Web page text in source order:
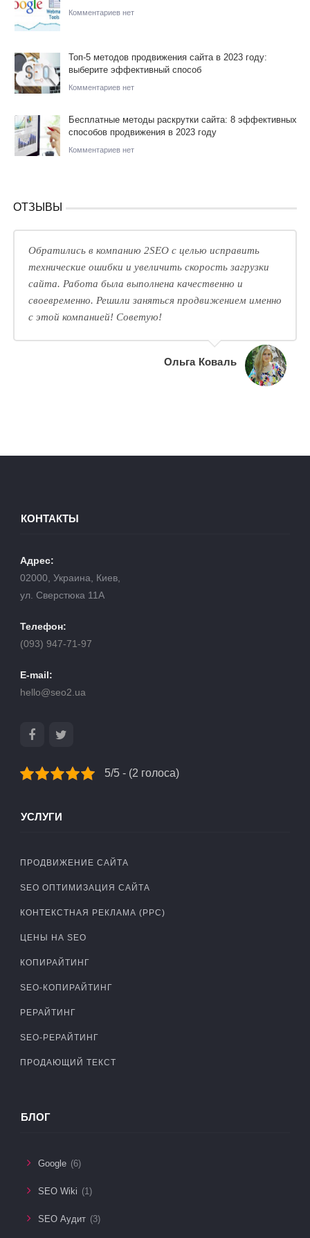
Комментариев нет
Топ-5 методов продвижения сайта в 2023 году:
выберите эффективный способ
Комментариев нет
Бесплатные методы раскрутки сайта: 8 эффективных
способов продвижения в 2023 году
Комментариев нет
ОТЗЫВЫ
Обратились в компанию 2SEO с целью исправить
технические ошибки и увеличить скорость загрузки
сайта. Работа была выполнена качественно и
своевременно. Решили заняться продвижением именно
с этой компанией! Советую!
Ольга Коваль
КОНТАКТЫ
Адрес:
02000, Украина, Киев,
ул. Сверстюка 11А
Телефон:
(093) 947-71-97
E-mail:
hello@seo2.ua
5/5 - (2 голоса)
УСЛУГИ
ПРОДВИЖЕНИЕ САЙТА
SEO ОПТИМИЗАЦИЯ САЙТА
КОНТЕКСТНАЯ РЕКЛАМА (PPC)
ЦЕНЫ НА SEO
КОПИРАЙТИНГ
SEO-КОПИРАЙТИНГ
РЕРАЙТИНГ
SEO-РЕРАЙТИНГ
ПРОДАЮЩИЙ ТЕКСТ
БЛОГ
Google (6)
SEO Wiki (1)
SEO Аудит (3)